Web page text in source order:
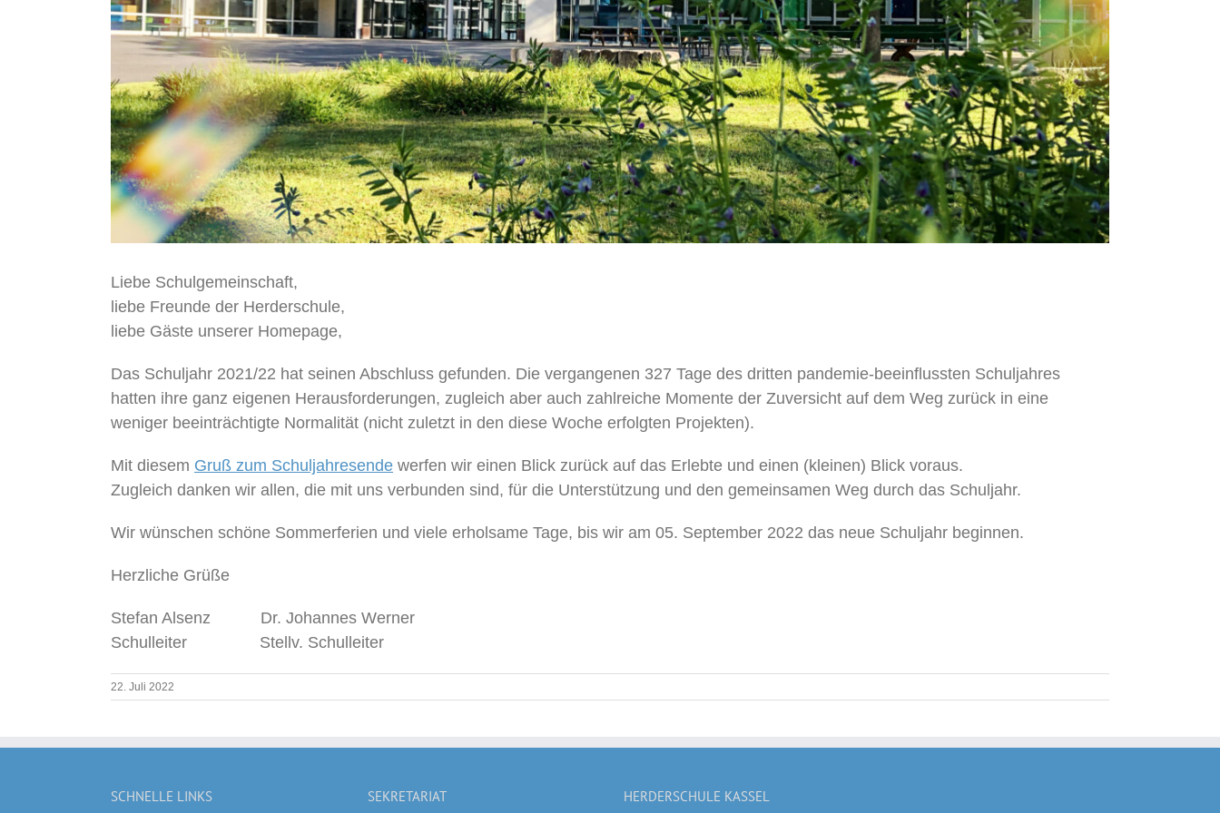
Liebe Schulgemeinschaft,
liebe Freunde der Herderschule,
liebe Gäste unserer Homepage,
Das Schuljahr 2021/22 hat seinen Abschluss gefunden. Die vergangenen 327 Tage des dritten pandemie-beeinflussten Schuljahres
hatten ihre ganz eigenen Herausforderungen, zugleich aber auch zahlreiche Momente der Zuversicht auf dem Weg zurück in eine
weniger beeinträchtigte Normalität (nicht zuletzt in den diese Woche erfolgten Projekten).
Mit diesem Gruß zum Schuljahresende werfen wir einen Blick zurück auf das Erlebte und einen (kleinen) Blick voraus.
Zugleich danken wir allen, die mit uns verbunden sind, für die Unterstützung und den gemeinsamen Weg durch das Schuljahr.
Wir wünschen schöne Sommerferien und viele erholsame Tage, bis wir am 05. September 2022 das neue Schuljahr beginnen.
Herzliche Grüße
Stefan Alsenz Dr. Johannes Werner
Schulleiter Stellv. Schulleiter
22. Juli 2022
SCHNELLE LINKS SEKRETARIAT HERDERSCHULE KASSEL